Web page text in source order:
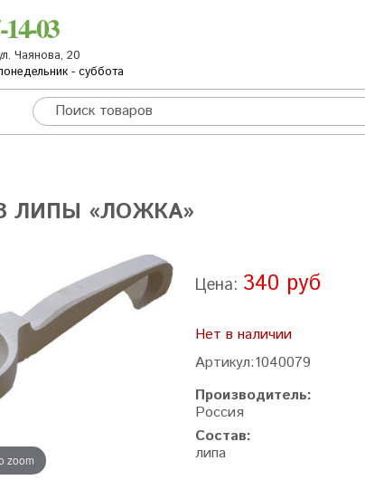
03
Чаянова, 20
- суббота
ЛИПЫ «ЛОЖКА»
zoom
Цена: 340 руб
Нет в наличии
Артикул:1040079
Производитель:
Россия
Состав:
липа